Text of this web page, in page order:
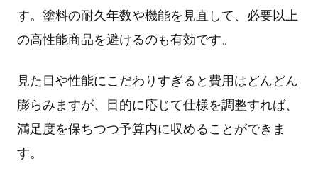
す。塗料の耐久年数や機能を見直して、必要以上
の高性能商品を避けるのも有効です。
見た目や性能にこだわりすぎると費用はどんどん
膨らみますが、目的に応じて仕様を調整すれば、
満足度を保ちつつ予算内に収めることができま
す。